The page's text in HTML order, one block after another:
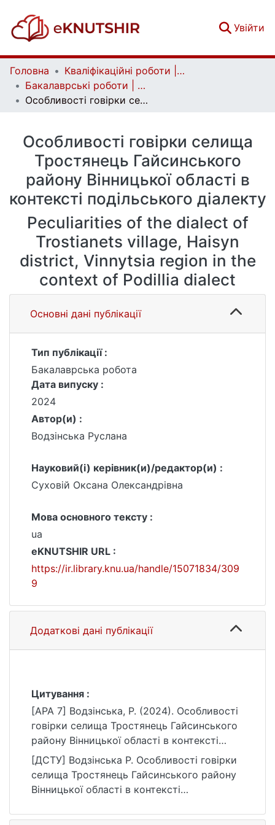
Увійти
Головна
Кваліфікаційні роботи | Qualifying works
Бакалаврські роботи | Bachelor theses
Особливості говірки селища Тростянець Гайсинського району Вінницької області в контексті подільського діалекту
Особливості говірки селища
Тростянець Гайсинського
району Вінницької області в
контексті подільського діалекту
Peculiarities of the dialect of
Trostianets village, Haisyn
district, Vinnytsia region in the
context of Podillia dialect
Основні дані публікації
Тип публікації :
Бакалаврська робота
Дата випуску :
2024
Автор(и) :
Водзінська Руслана
Науковий(і) керівник(и)/редактор(и) :
Суховій Оксана Олександрівна
Мова основного тексту :
ua
eKNUTSHIR URL :
https://ir.library.knu.ua/handle/15071834/309
9
Додаткові дані публікації
Цитування :
[APA 7] Водзінська, Р. (2024). Особливості
говірки селища Тростянець Гайсинського
району Вінницької області в контексті
подільського діалекту [Бакалаврська
робота, Київський національний
університет імені Тараса Шевченка].
https://ir.library.knu.ua/handle/15071834/309
[ДСТУ] Водзінська Р. Особливості говірки
селища Тростянець Гайсинського району
Вінницької області в контексті
робота бакалавра : 035 Філологія / наук.